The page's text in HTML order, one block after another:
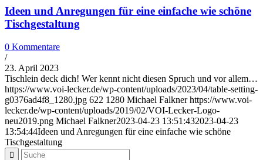
Ideen und Anregungen für eine einfache wie schöne
Tischgestaltung
0 Kommentare
/
23. April 2023
Tischlein deck dich! Wer kennt nicht diesen Spruch und vor allem…
https://www.voi-lecker.de/wp-content/uploads/2023/04/table-setting-
g0376ad4f8_1280.jpg 622 1280 Michael Falkner https://www.voi-
lecker.de/wp-content/uploads/2019/02/VOI-Lecker-Logo-
neu2019.png Michael Falkner2023-04-23 13:51:432023-04-23
13:54:44Ideen und Anregungen für eine einfache wie schöne
Tischgestaltung